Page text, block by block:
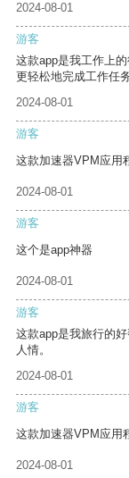
2024-08-01
游客
这款app是我工作上
更轻松地完成工作任务
2024-08-01
游客
这款加速器VPM应用
2024-08-01
游客
这个是app神器
2024-08-01
游客
这款app是我旅行的
人情。
2024-08-01
游客
这款加速器VPM应用
2024-08-01